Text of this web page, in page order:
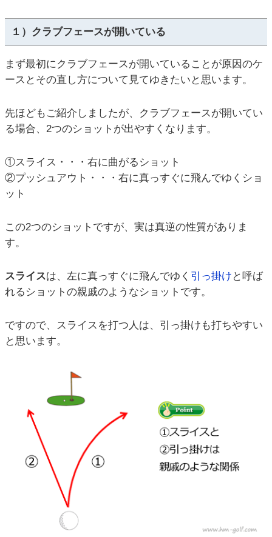
１）クラブフェースが開いている
まず最初にクラブフェースが開いていることが原因のケ
ースとその直し方について見てゆきたいと思います。
先ほどもご紹介しましたが、クラブフェースが開いてい
る場合、2つのショットが出やすくなります。
①スライス・・・右に曲がるショット
②プッシュアウト・・・右に真っすぐに飛んでゆくショ
ット
この2つのショットですが、実は真逆の性質がありま
す。
スライスは、左に真っすぐに飛んでゆく 引っ掛け と呼ば
れるショットの親戚のようなショットです。
ですので、スライスを打つ人は、引っ掛けも打ちやすい
と思います。